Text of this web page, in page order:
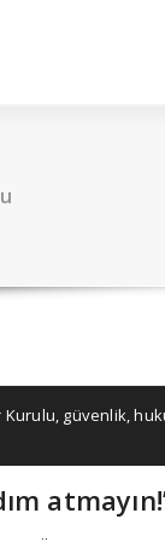
Kurulu, güvenlik,